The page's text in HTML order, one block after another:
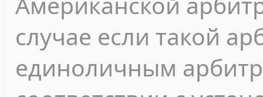
случае если такой
единоличным